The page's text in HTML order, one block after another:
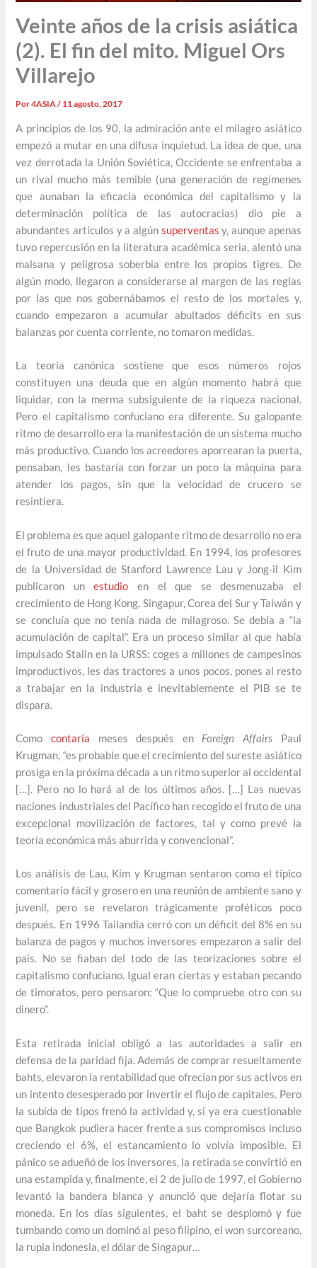
Veinte años de la crisis asiática
(2). El fin del mito. Miguel Ors
Villarejo
Por4ASIA/ 11 agosto, 2017
A principios de los 90, la admiración ante el milagro asiático
empezó a mutar en una difusa inquietud. La idea de que, una
vez derrotada la Unión Soviética, Occidente se enfrentaba a
un rival mucho más temible (una generación de regímenes
que aunaban la eficacia económica del capitalismo y la
determinación política de las autocracias) dio pie a
abundantes artículos y a algún superventas y, aunque apenas
tuvo repercusión en la literatura académica seria, alentó una
malsana y peligrosa soberbia entre los propios tigres. De
algún modo, llegaron a considerarse al margen de las reglas
por las que nos gobernábamos el resto de los mortales y,
cuando empezaron a acumular abultados déficits en sus
balanzas por cuenta corriente, no tomaron medidas.
La teoría canónica sostiene que esos números rojos
constituyen una deuda que en algún momento habrá que
liquidar, con la merma subsiguiente de la riqueza nacional.
Pero el capitalismo confuciano era diferente. Su galopante
ritmo de desarrollo era la manifestación de un sistema mucho
más productivo. Cuando los acreedores aporrearan la puerta,
pensaban, les bastaría con forzar un poco la máquina para
atender los pagos, sin que la velocidad de crucero se
resintiera.
El problema es que aquel galopante ritmo de desarrollo no era
el fruto de una mayor productividad. En 1994, los profesores
de la Universidad de Stanford Lawrence Lau y Jong-il Kim
publicaron unestudio en el que se desmenuzaba el
crecimiento de Hong Kong, Singapur, Corea del Sur y Taiwán y
se concluía que no tenía nada de milagroso. Se debía a “la
acumulación de capital”. Era un proceso similar al que había
impulsado Stalin en la URSS: coges a millones de campesinos
improductivos, les das tractores a unos pocos, pones al resto
a trabajar en la industria e inevitablemente el PIB se te
dispara.
Comocontaría meses después en Foreign AffairsPaul
Krugman, “es probable que el crecimiento del sureste asiático
prosiga en la próxima década a un ritmo superior al occidental
[…]. Pero no lo hará al de los últimos años. […] Las nuevas
naciones industriales del Pacífico han recogido el fruto de una
excepcional movilización de factores, tal y como prevé la
teoría económica más aburrida y convencional”.
Los análisis de Lau, Kim y Krugman sentaron como el típico
comentario fácil y grosero en una reunión de ambiente sano y
juvenil, pero se revelaron trágicamente proféticos poco
después. En 1996 Tailandia cerró con un déficit del 8% en su
balanza de pagos y muchos inversores empezaron a salir del
país. No se fiaban del todo de las teorizaciones sobre el
capitalismo confuciano. Igual eran ciertas y estaban pecando
de timoratos, pero pensaron: “Que lo compruebe otro con su
dinero”.
Esta retirada inicial obligó a las autoridades a salir en
defensa de la paridad fija. Además de comprar resueltamente
bahts, elevaron la rentabilidad que ofrecían por sus activos en
un intento desesperado por invertir el flujo de capitales. Pero
la subida de tipos frenó la actividad y, si ya era cuestionable
que Bangkok pudiera hacer frente a sus compromisos incluso
creciendo el 6%, el estancamiento lo volvía imposible. El
pánico se adueñó de los inversores, la retirada se convirtió en
una estampida y, finalmente, el 2 de julio de 1997, el Gobierno
levantó la bandera blanca y anunció que dejaría flotar su
moneda. En los días siguientes, el baht se desplomó y fue
tumbando como un dominó al peso filipino, el won surcoreano,
la rupia indonesia, el dólar de Singapur…